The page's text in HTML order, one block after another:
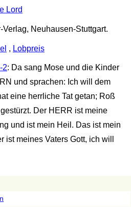
Lord
Neuhausen-Stuttgart.
, Lobpreis
2: Da sang Mose und die Kinder
und sprachen: Ich will dem
eine herrliche Tat getan; Roß
Der HERR ist meine
und ist mein Heil. Das ist mein
ist meines Vaters Gott, ich will